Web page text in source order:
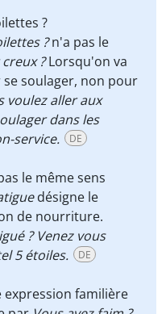
?
?n'a pas le
?Lorsqu'on va
soulager, non pour
voulez aller aux
dans les
service.
DE
le même sens
désigne le
de nourriture.
? Venez vous
5 étoiles.
DE
familière